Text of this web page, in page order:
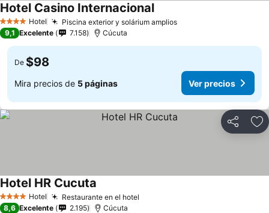
4 EstrellasHotel Piscina exterior y solárium amplios
Hotel Casino Internacional
9,1 Excelente 7.158 Cúcuta
De $98
Mira precios de 5 páginas Ver precios
Compartir
4 EstrellasHotel Restaurante en el hotel
Hotel HR Cucuta
8,6 Excelente 2.195 Cúcuta